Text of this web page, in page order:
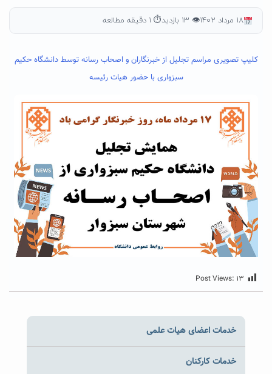
۱۸ مرداد ۱۴۰۲ 👁 ۱۳ بازدید ⏱ ۱ دقیقه مطالعه
کلیپ تصویری مراسم تجلیل از خبرنگاران و اصحاب رسانه توسط دانشگاه حکیم
سبزواری با حضور هیات رئیسه
Post Views: ۱۳
خدمات اعضای هیات علمی
خدمات کارکنان